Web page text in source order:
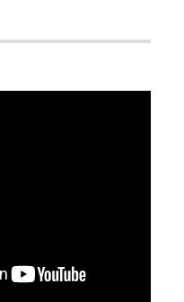
किन बातों पर ध्यान